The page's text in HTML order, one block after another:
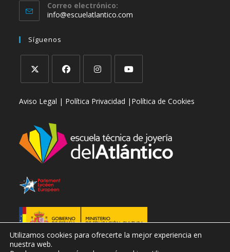
abre
en
Correo electrónico:
info@escuelatlantico.com
Síguenos
abre
nueva
pestaña
abre
una
nueva
pestaña
abre
nueva
pestaña
abre
nueva
pestaña
Aviso Legal | Política Privacidad | Política de Cookies
Utilizamos cookies para ofrecerte la mejor experiencia en
nuestra web.